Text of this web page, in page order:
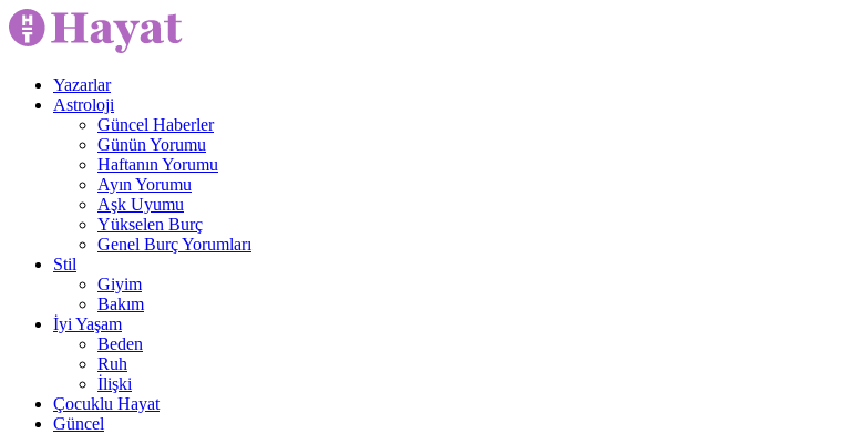
Yazarlar
Astroloji
Güncel Haberler
Günün Yorumu
Haftanın Yorumu
Ayın Yorumu
Aşk Uyumu
Yükselen Burç
Genel Burç Yorumları
Stil
Giyim
Bakım
İyi Yaşam
Beden
Ruh
İlişki
Çocuklu Hayat
Güncel